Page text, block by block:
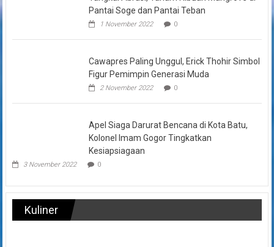
Pantai Soge dan Pantai Teban
1 November 2022 0
Cawapres Paling Unggul, Erick Thohir Simbol
Figur Pemimpin Generasi Muda
2 November 2022 0
Apel Siaga Darurat Bencana di Kota Batu,
Kolonel Imam Gogor Tingkatkan
Kesiapsiagaan
3 November 2022 0
Kuliner